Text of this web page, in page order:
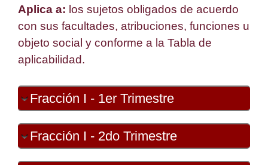
Aplica a: los sujetos obligados de acuerdo
con sus facultades, atribuciones, funciones u
objeto social y conforme a la Tabla de
aplicabilidad.
Fracción I - 1er Trimestre
Fracción I - 2do Trimestre